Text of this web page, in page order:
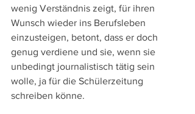
wenig Verständnis zeigt, für ihren
Wunsch wieder ins Berufsleben
einzusteigen, betont, dass er doch
genug verdiene und sie, wenn sie
unbedingt journalistisch tätig sein
wolle, ja für die Schülerzeitung
schreiben könne.